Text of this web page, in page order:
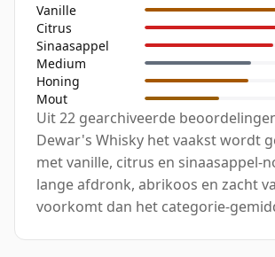
Vanille
Citrus
Sinaasappel
Medium
Honing
Mout
Uit 22 gearchiveerde
Dewar's Whisky het vaakst wordt
met vanille, citrus en sinaasappel-
lange afdronk, abrikoos en zacht
voorkomt dan het categorie-